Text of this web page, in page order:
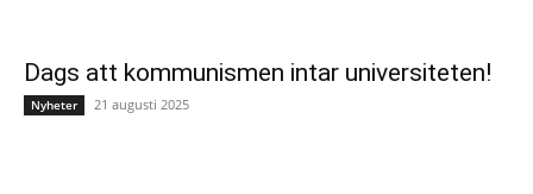
Dags att kommunismen intar universiteten!
Nyheter 21 augusti 2025